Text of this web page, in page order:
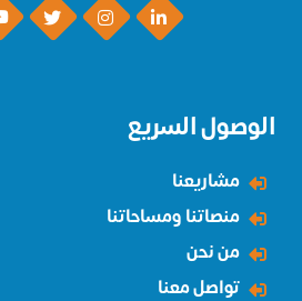
الوصول السريع
مشاريعنا
منصاتنا ومساحاتنا
من نحن
تواصل معنا